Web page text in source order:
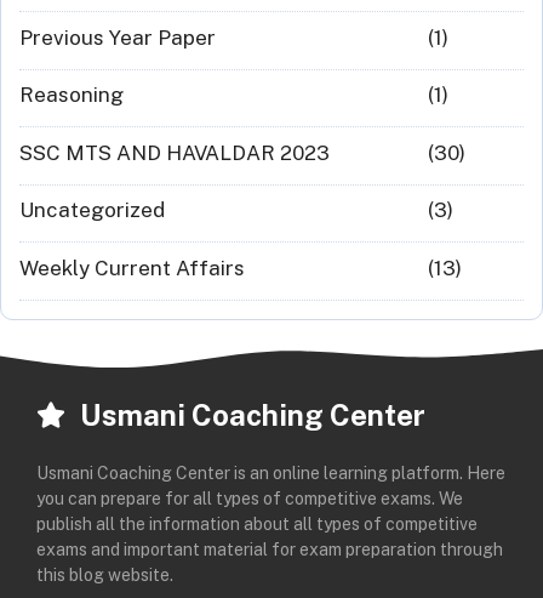
Previous Year Paper (1)
Reasoning (1)
SSC MTS AND HAVALDAR 2023 (30)
Uncategorized (3)
Weekly Current Affairs (13)
Usmani Coaching Center
Usmani Coaching Center is an online learning platform. Here
you can prepare for all types of competitive exams. We
publish all the information about all types of competitive
exams and important material for exam preparation through
this blog website.